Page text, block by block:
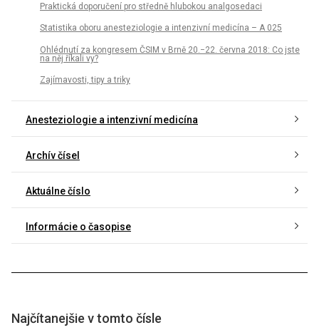
Praktická doporučení pro středně hlubokou analgosedaci
Statistika oboru anesteziologie a intenzivní medicína – A 025
Ohlédnutí za kongresem ČSIM v Brně 20.−22. června 2018: Co jste
na něj říkali vy?
Zajímavosti, tipy a triky
Anesteziologie a intenzivní medicína
Archív čísel
Aktuálne číslo
Informácie o časopise
Najčítanejšie v tomto čísle